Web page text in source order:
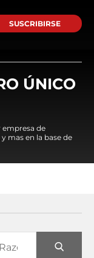
SUSCRIBIRSE
ÚNICO
empresa de
mas en la base de